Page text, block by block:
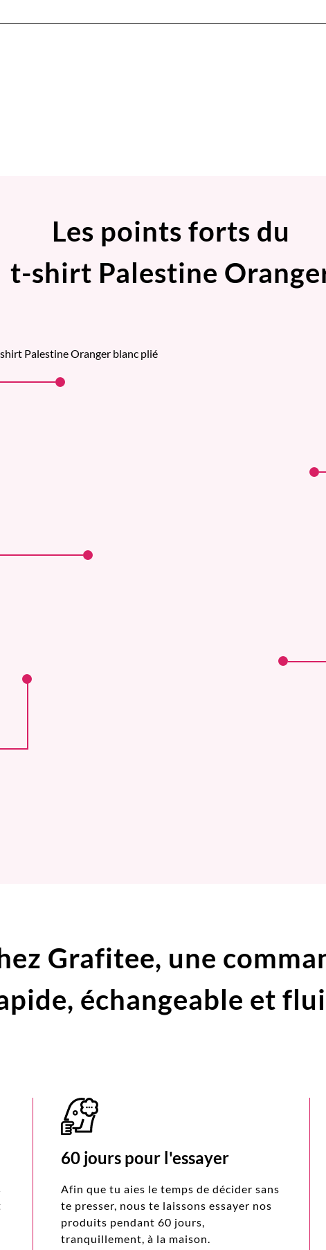
Les points forts du
t-shirt Palestine
Grafitee, une
échangeable et
60 jours pour l'essayer
Afin que tu aies le temps de décider sans
te presser, nous te laissons essayer nos
produits pendant 60 jours,
tranquillement, à la maison.